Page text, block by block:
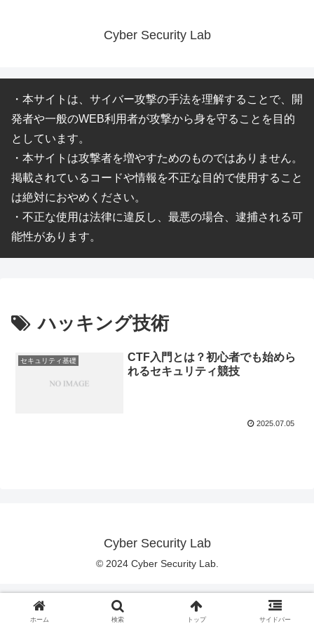
Cyber Security Lab
・本サイトは、サイバー攻撃の手法を理解することで、開
発者や一般のWEB利用者が攻撃から身を守ることを目的
としています。
・本サイトは攻撃者を増やすためのものではありません。
掲載されているコードや情報を不正な目的で使用すること
は絶対におやめください。
・不正な使用は法律に違反し、最悪の場合、逮捕される可
能性があります。
ハッキング技術
セキュリティ基礎
CTF入門とは？初心者でも始めら
れるセキュリティ競技
2025.07.05
Cyber Security Lab
© 2024 Cyber Security Lab.
ホーム 検索 トップ サイドバー